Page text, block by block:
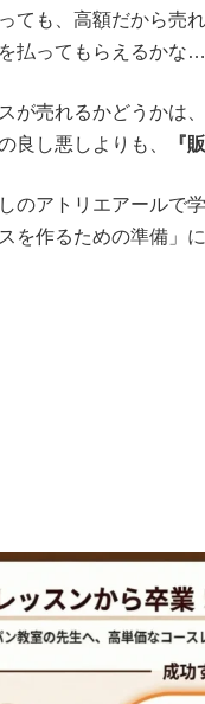
っても、高額だから売
を払ってもらえるかな
が売れるかどうかは、
良し悪しよりも、
『
のアトリエアールで
を作るための準備」